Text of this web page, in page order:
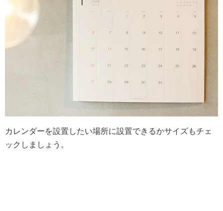
カレンダーを設置したい場所に設置できるかサイズもチェ
ックしましょう。